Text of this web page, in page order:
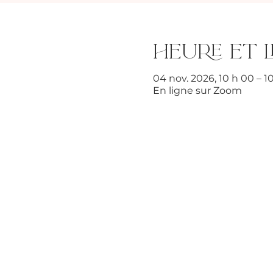
Heure et
04 nov. 2026, 10 h 00 –
En ligne sur Zoom